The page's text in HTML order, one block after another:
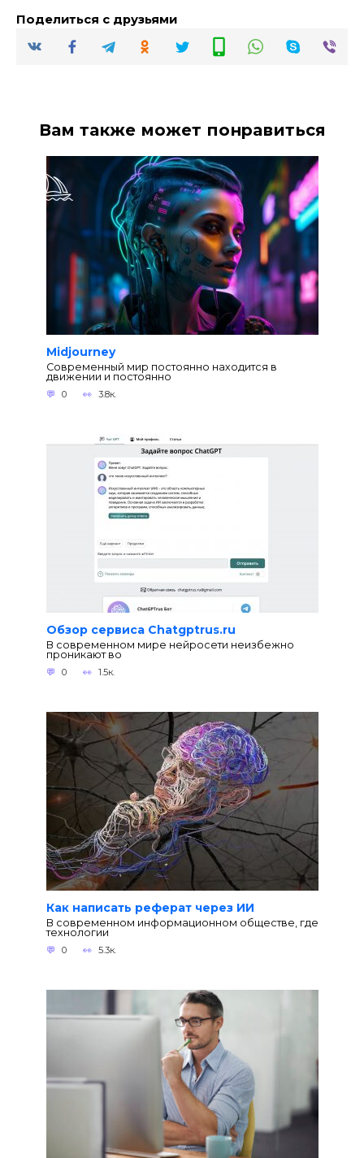
Поделиться с друзьями
Вам также может понравиться
Midjourney
Современный мир постоянно находится в
движении и постоянно
0 3.8к.
Обзор сервиса Chatgptrus.ru
В современном мире нейросети неизбежно
проникают во
0 1.5к.
Как написать реферат через ИИ
В современном информационном обществе, где
технологии
0 5.3к.